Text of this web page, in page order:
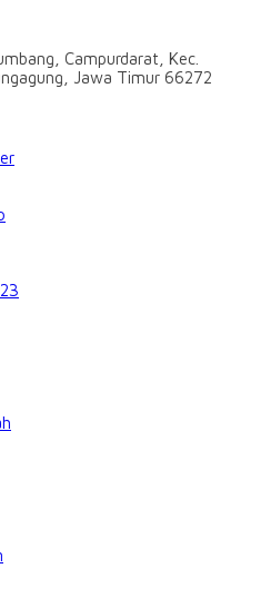
Campurdarat, Kec.
Jawa Timur 66272